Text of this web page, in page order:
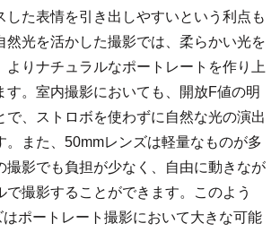
した表情を引き出しやすいという利点も
然光を活かした撮影では、柔らかい光を
よりナチュラルなポートレートを作り上
す。室内撮影においても、開放F値の明
で、ストロボを使わずに自然な光の演出
。また、50mmレンズは軽量なものが多
撮影でも負担が少なく、自由に動きなが
で撮影することができます。このよう
ポートレート撮影において大きな可能